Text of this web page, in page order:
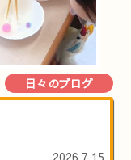
日々のブログ
2026.7.15